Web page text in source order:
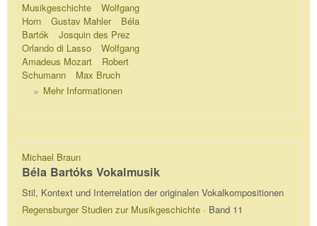
Musikgeschichte
Wolfgang
Horn
Gustav Mahler
Béla
Bartók
Josquin des Prez
Orlando di Lasso
Wolfgang
Amadeus Mozart
Robert
Schumann
Max Bruch
Mehr Informationen
Michael Braun
Béla Bartóks Vokalmusik
Stil, Kontext und Interrelation der originalen Vokalkompositionen
Regensburger Studien zur Musikgeschichte · Band 11